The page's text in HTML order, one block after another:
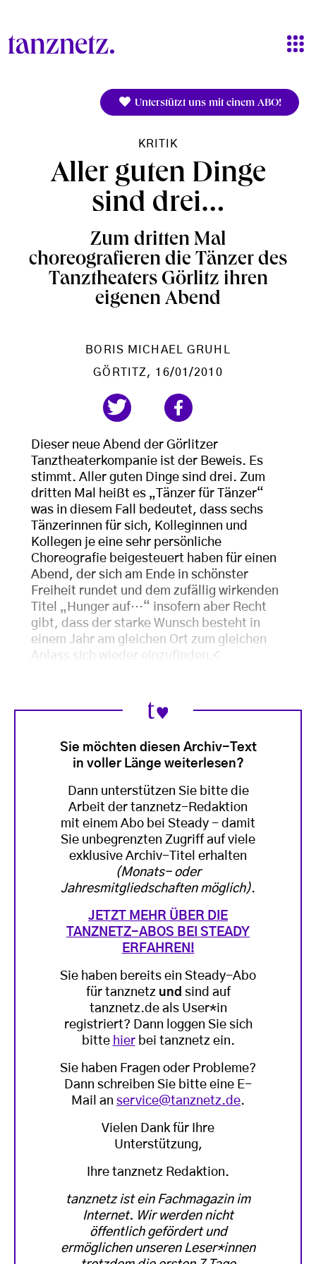
Unterstützt uns mit einem ABO!
KRITIK
Aller guten Dinge
sind drei…
Zum dritten Mal
choreografieren die Tänzer des
Tanztheaters Görlitz ihren
eigenen Abend
BORIS MICHAEL GRUHL
GÖRTITZ , 16/01/2010
Dieser neue Abend der Görlitzer
Tanztheaterkompanie ist der Beweis. Es
stimmt. Aller guten Dinge sind drei. Zum
dritten Mal heißt es „Tänzer für Tänzer“
was in diesem Fall bedeutet, dass sechs
Tänzerinnen für sich, Kolleginnen und
Kollegen je eine sehr persönliche
Choreografie beigesteuert haben für einen
Abend, der sich am Ende in schönster
Freiheit rundet und dem zufällig wirkenden
Titel „Hunger auf…“ insofern aber Recht
gibt, dass der starke Wunsch besteht in
einem Jahr am gleichen Ort zum gleichen
Anlass sich wieder einzufinden.<
Sie möchten diesen Archiv-Text
in voller Länge weiterlesen?
Dann unterstützen Sie bitte die
Arbeit der tanznetz-Redaktion
mit einem Abo bei Steady - damit
Sie unbegrenzten Zugriff auf viele
exklusive Archiv-Titel erhalten
(Monats- oder
Jahresmitgliedschaften möglich).
JETZT MEHR ÜBER DIE
TANZNETZ-ABOS BEI STEADY
ERFAHREN!
Sie haben bereits ein Steady-Abo
für tanznetz und sind auf
tanznetz.de als User*in
registriert? Dann loggen Sie sich
bitte hierbei tanznetz ein.
Sie haben Fragen oder Probleme?
Dann schreiben Sie bitte eine E-
Mail an service@tanznetz.de.
Vielen Dank für Ihre
Unterstützung,
Ihre tanznetz Redaktion.
tanznetz ist ein Fachmagazin im
Internet. Wir werden nicht
öffentlich gefördert und
ermöglichen unseren Leser*innen